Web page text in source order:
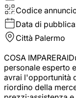
Codice
Data di
Città Palermo
COSA
personale esperto
avrai l'opportunità
riordino della